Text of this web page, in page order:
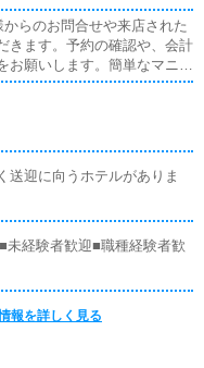
らのお問合せや来店された
きます。予約の確認や、会計
願いします。簡単なマニュ
て業務内容を見ながら徐々に
ていただいているキャスト
など、ポータルサイト等の
ただきます。キャストの出勤
の作成となります。基本的に
の更新時に簡単に文字が入
が苦手な人でも簡単にで
送迎に向うホテルがありま
経験者歓迎■職種経験者歓
報を詳しく見る